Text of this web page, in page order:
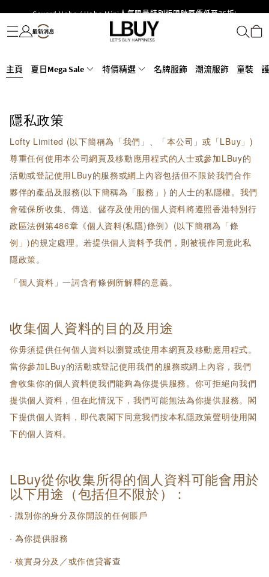
Goyard Hobo / Hobo Mini人氣限量特別版限時原價低至75折!
LBuy呈獻 - Hermès 及 Chanel 手袋及首飾原價低至6折，立即入手!
426號舖！
MOKO 1樓175號鋪旗艦店特設名牌Hermès、CHANEL及LV專區！
LBuy獲香港知識產權署頒發2026《正版正貨承諾》商標
LBuy MEGA SALE 精選名牌手袋及小皮具低至6折
主頁 夏日Mega Sale 特價精選 名牌服飾 潮流服飾 童裝
隱私政策
Lofty Limited (以下簡稱為「我們」、「本公司」或「LBuy」)
尊重任何使用本公司網頁及移動應用程式的人士或參加LBuy的
活動或登記使用LBuy的服務或網上內容包括但不限於我們合作
夥伴的產品及服務(以下簡稱為「服務」) 的人士的私隱權。我們
會確保所收集、傳送、儲存及使用的個人資料將遵照香港特別行
政區法例第486章《個人資料(私隱)條例》(以下簡稱為「條
例」)的規定處理。若提供個人資料予我們，則被視作同意此私
隱政策。
「個人資料」一詞含有條例所解釋的意義。
收集個人資料的目的及用途
你毋須提供任何個人資料以瀏覽或使用本網頁及移動應用程式。
當你參加LBuy的活動或登記使用我們的服務或網上內容，我們
會收集你的個人資料使我們能夠為你提供服務。你可拒絕向我們
提供個人資料，但在此情況下，我們可能無法為你提供服務。閣
下提供個人資料，即代表閣下同意我們按本私隱政策聲明使用閣
下的個人資料。
LBuy從你收集所得的個人資料可能會用於
以下用途（包括但不限於）：
· 識別你的身分及你開設的任何賬戶
· 為你提供服務
· 核實身分及／或作信貸審查